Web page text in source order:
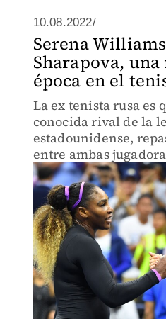
10.08.2022/
Serena
Sharapova,
época en el
La ex tenista rusa es
conocida rival de la
estadounidense,
entre ambas